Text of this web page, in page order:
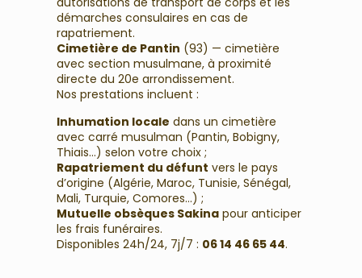
démarches consulaires en cas de
rapatriement.
Cimetière de Pantin (93) — cimetière
avec section musulmane, à proximité
directe du 20e arrondissement.
Nos prestations incluent :
Inhumation locale dans un cimetière
avec carré musulman (Pantin, Bobigny,
Thiais…) selon votre choix ;
Rapatriement du défunt vers le pays
d’origine (Algérie, Maroc, Tunisie, Sénégal,
Mali, Turquie, Comores…) ;
Mutuelle obsèques Sakina pour anticiper
les frais funéraires.
Disponibles 24h/24, 7j/7 : 06 14 46 65 44.